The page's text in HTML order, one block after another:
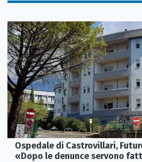
Ospedale di Castrovillari,
«Dopo le denunce servono